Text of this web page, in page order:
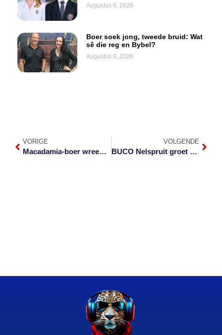
Augustus 6, 2026
Boer soek jong, tweede bruid: Wat
sê die reg en Bybel?
Augustus 6, 2026
VORIGE
Macadamia-boer wreed vermoor buite Mbombela
VOLGENDE
BUCO Nelspruit groet groot gees na 40 jaar